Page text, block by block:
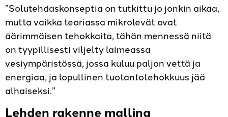
”Solutehdaskonseptia on tutkittu jo jonkin aikaa,
mutta vaikka teoriassa mikrolevät ovat
äärimmäisen tehokkaita, tähän mennessä niitä
on tyypillisesti viljelty laimeassa
vesiympäristössä, jossa kuluu paljon vettä ja
energiaa, ja lopullinen tuotantotehokkuus jää
alhaiseksi.”
Lehden rakenne mallina